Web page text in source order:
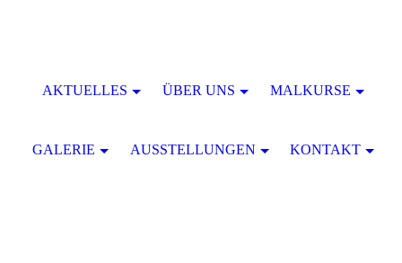
AKTUELLES ÜBER UNS MALKURSE
GALERIE AUSSTELLUNGEN KONTAKT